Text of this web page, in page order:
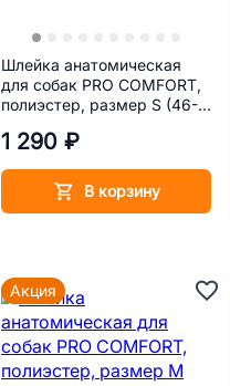
Шлейка анатомическая
для собак PRO COMFORT,
полиэстер, размер S (46-
1 290 ₽
В корзину
Акция